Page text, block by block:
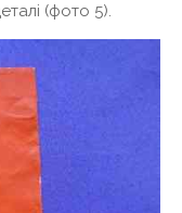
(фото 5).